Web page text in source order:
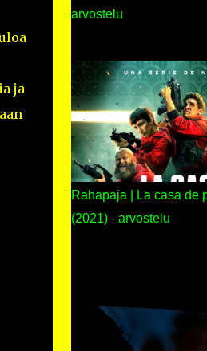
ja
arvostelu
Rahapaja | La casa de
(2021) - arvostelu